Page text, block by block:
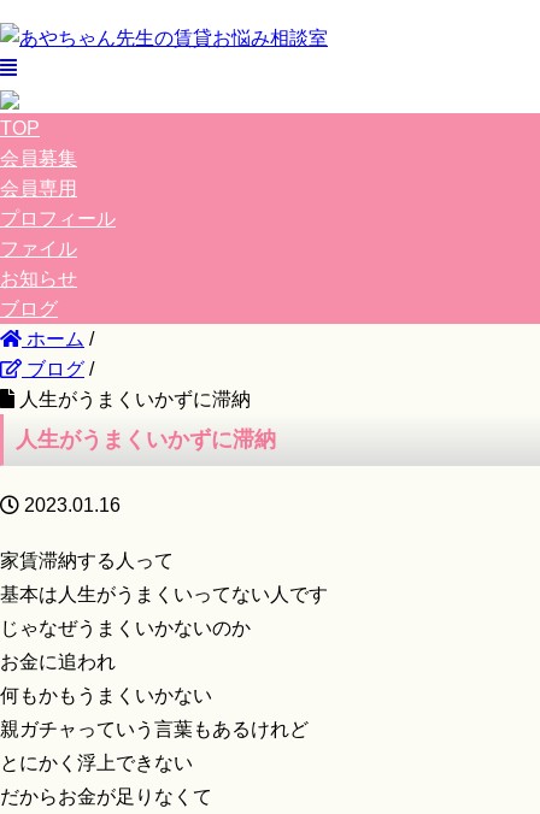
TOP
会員募集
会員専用
プロフィール
ファイル
お知らせ
ブログ
ホーム /
ブログ /
人生がうまくいかずに滞納
人生がうまくいかずに滞納
2023.01.16
家賃滞納する人って
基本は人生がうまくいってない人です
じゃなぜうまくいかないのか
お金に追われ
何もかもうまくいかない
親ガチャっていう言葉もあるけれど
とにかく浮上できない
だからお金が足りなくて